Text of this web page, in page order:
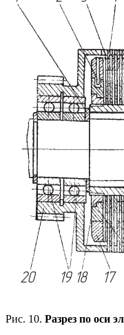
Рис. 10. Разрез по оси